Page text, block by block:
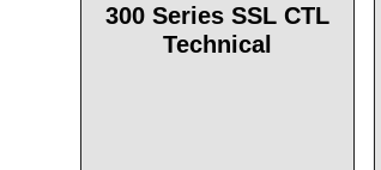
300 Series SSL CTL
Technical